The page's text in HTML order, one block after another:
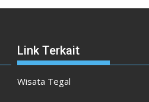
Link Terkait
Wisata Tegal